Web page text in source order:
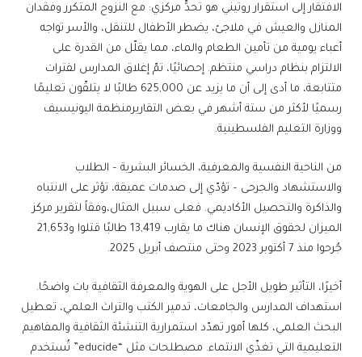
الافتقار إلى استقرار روتيني هو تحدٍّ مركزي: مع النزوح المتكرر وفقدان
المنازل والعيش في ملاجئ، يضطر الأطفال للتنقل، والأسر تواجه
أعباء يومية من تأمين الطعام والماء، مما يقلّل من القدرة على
الالتزام بنظام دراسي منتظم. إحصائيًا، تمّ إغلاق المدارس لفترات
متتابعة، ما أدى إلى أن ما يزيد عن 625,000 طالبًا لا يتلقّون تعليمًا
رسميًا لأكثر من ستة أشهر في بعض التقاريرمنظمة اليونيسيف
ووزارة التعليم الفلسطينية.
من الناحية النفسية والمعرفية، الخسائر البشرية – الطلاب
والاستشهاد والجرحى – تؤدّي إلى صدمات عميقة، تؤثر على الانتباه
والذاكرة والتحصيل الأكاديمي. فعلى سبيل المثال،وفقاً لتقرير مركز
الميزان لحقوق الإنسان هناك ما يقارب 13,419 طالبًا قتلوا و21,653
جُرحوا منذ 7 أكتوبر 2023 وحتى منتصف أبريل 2025.
أخيرًا، التأثير طويل الأجل على الهوية والمعرفة الثقافية بات واضحًا.
استهداف المدارس والجامعات، تدمير الكتب والتراث العلمي، تعطيل
البحث العلمي، كلها أمور تهدّد استمرارية التنشئة الثقافية والمفاهيم
التعليمية التي تغذّي الانتماء. مصطلحات مثل “educide” تُستخدم